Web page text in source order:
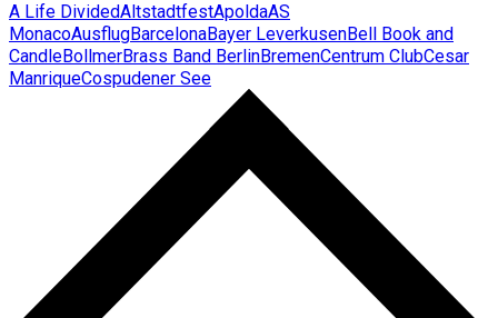
A Life DividedAltstadtfestApoldaAS
MonacoAusflugBarcelonaBayer LeverkusenBell Book and
CandleBollmerBrass Band BerlinBremenCentrum ClubCesar
ManriqueCospudener See